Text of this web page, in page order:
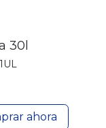
30l
ahora